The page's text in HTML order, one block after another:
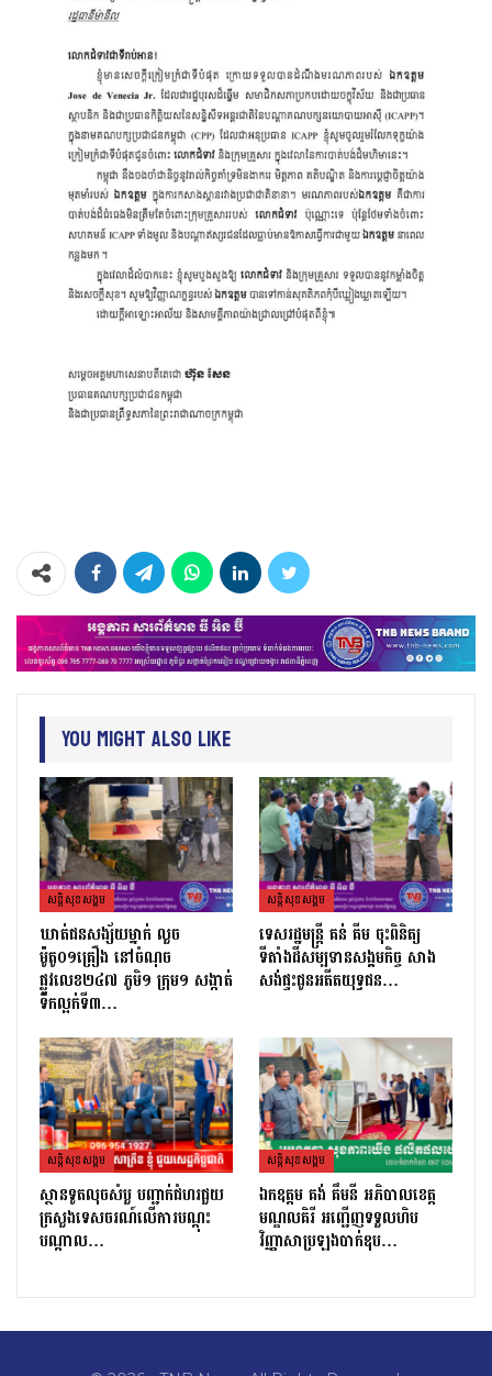
You Might Also Like
សន្តិសុខសង្គម
ឃាត់ជនសង្ស័យម្នាក់ លួច
ម៉ូតូ០១គ្រឿង នៅចំណុច
ផ្លូវលេខ២៤៧ ភូមិ១ ក្រុម១ សង្កាត់
ទឹកល្អក់ទី៣…
សន្តិសុខសង្គម
ទេសរដ្ឋមន្រ្តី គន់ គីម ចុះពិនិត្យ
ទីតាំងដីសម្បទានសង្គមកិច្ច សាង
សង់ផ្ទះជូនអតីតយុទ្ធជន…
សន្តិសុខសង្គម
ស្ថានទូតលុចសំបួ បញ្ជាក់ជំហរជួយ
ក្រសួងទេសចរណ៍លើការបណ្តុះ
បណ្តាល…
សន្តិសុខសង្គម
ឯកឧត្តម គង់ គឹមនី អភិបាលខេត្ត
មណ្ឌលគិរី អញ្ជើញទទួលហិប
វិញ្ញាសាប្រឡងបាក់ឌុប…